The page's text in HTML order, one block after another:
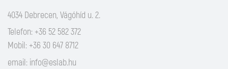
4034 Debrecen, Vágóhíd u. 2.
Telefon: +36 52 582 372
Mobil: +36 30 647 8712
email: info@eslab.hu